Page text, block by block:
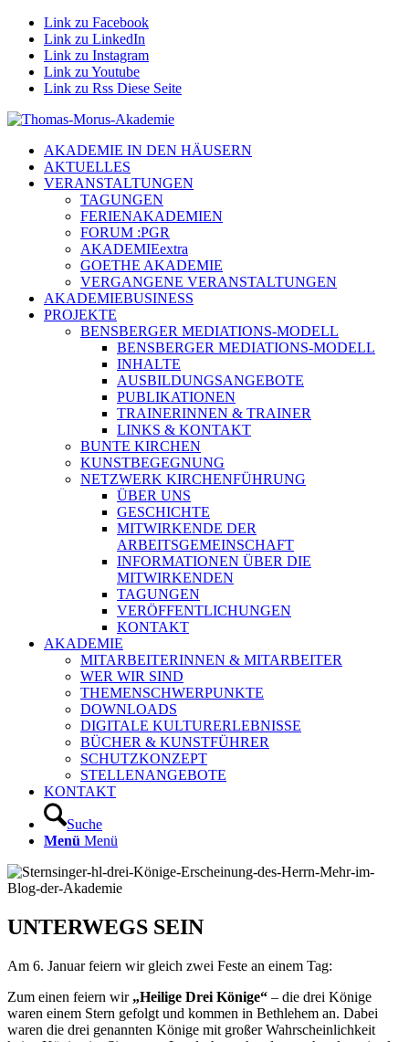
Link zu Facebook
Link zu LinkedIn
Link zu Instagram
Link zu Youtube
Link zu Rss Diese Seite
AKADEMIE IN DEN HÄUSERN
AKTUELLES
VERANSTALTUNGEN
TAGUNGEN
FERIENAKADEMIEN
FORUM :PGR
AKADEMIEextra
GOETHE AKADEMIE
VERGANGENE VERANSTALTUNGEN
AKADEMIEBUSINESS
PROJEKTE
BENSBERGER MEDIATIONS-MODELL
BENSBERGER MEDIATIONS-MODELL
INHALTE
AUSBILDUNGSANGEBOTE
PUBLIKATIONEN
TRAINERINNEN & TRAINER
LINKS & KONTAKT
BUNTE KIRCHEN
KUNSTBEGEGNUNG
NETZWERK KIRCHENFÜHRUNG
ÜBER UNS
GESCHICHTE
MITWIRKENDE DER
ARBEITSGEMEINSCHAFT
INFORMATIONEN ÜBER DIE
MITWIRKENDEN
TAGUNGEN
VERÖFFENTLICHUNGEN
KONTAKT
AKADEMIE
MITARBEITERINNEN & MITARBEITER
WER WIR SIND
THEMENSCHWERPUNKTE
DOWNLOADS
DIGITALE KULTURERLEBNISSE
BÜCHER & KUNSTFÜHRER
SCHUTZKONZEPT
STELLENANGEBOTE
KONTAKT
Suche
Menü Menü
UNTERWEGS SEIN
Am 6. Januar feiern wir gleich zwei Feste an einem Tag:
Zum einen feiern wir „Heilige Drei Könige“ – die drei Könige
waren einem Stern gefolgt und kommen in Bethlehem an. Dabei
waren die drei genannten Könige mit großer Wahrscheinlichkeit